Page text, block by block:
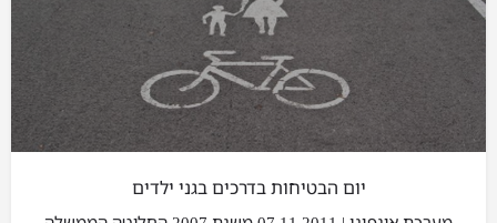
יום הבטיחות בדרכים בגני ילדים